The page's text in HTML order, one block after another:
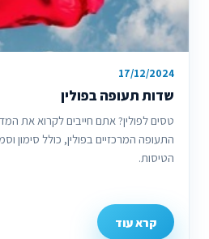
17/12/2024
שדות תעופה בפולין
טסים לפולין? אתם חייבים לקרוא את
התעופה המרכזיים בפולין, כולל סימון
הטיסות.
קרא עוד